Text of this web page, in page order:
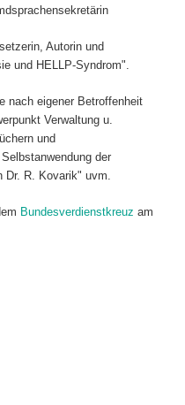
Autorin und
und HELLP-Syndrom".
nach eigener Betroffenheit
Verwaltung u.
und
der
Dr. R. Kovarik" uvm.
Bundesverdienstkreuz am